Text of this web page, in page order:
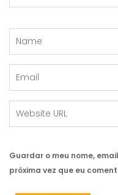
Guardar o meu nome,
próxima vez que eu